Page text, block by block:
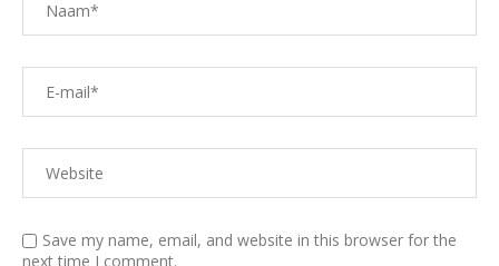
Save my name, email, and website in this browser for the
next time I comment.